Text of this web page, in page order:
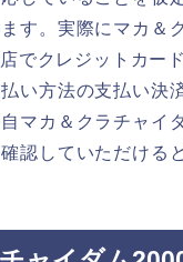
す。実際にマカ＆
でクレジットカー
い方法の支払い決
マカ＆クラチャイ
認していただける